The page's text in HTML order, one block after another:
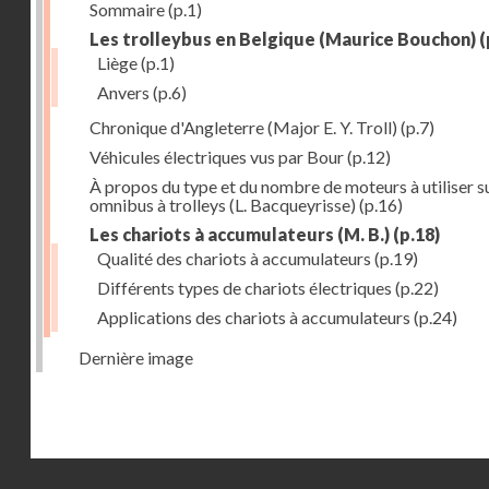
Sommaire(p.1)
Les trolleybus en Belgique (Maurice Bouchon)
Liège(p.1)
Anvers (p.6)
Chronique d'Angleterre (Major E. Y. Troll) (p.7)
Véhicules électriques vus par Bour(p.12)
À propos du type et du nombre de moteurs à utiliser
omnibus à trolleys (L. Bacqueyrisse) (p.16)
Les chariots à accumulateurs (M. B.) (p.18)
Qualité des chariots à accumulateurs (p.19)
Différents types de chariots électriques (p.22)
Applications des chariots à accumulateurs (p.24)
Dernière image